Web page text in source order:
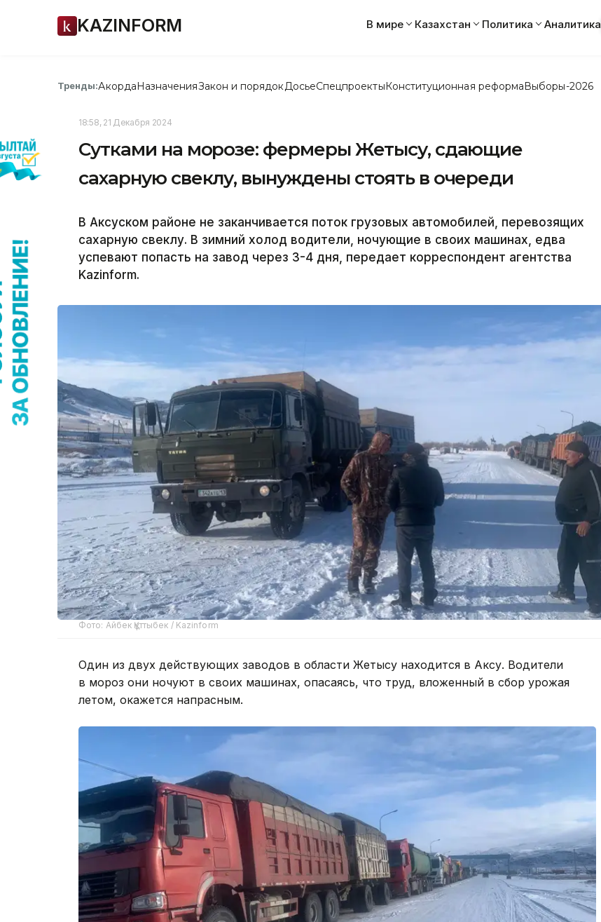
KAZINFORM В мире Казахстан Политика Аналитика
Тренды:АкордаНазначенияЗакон и порядок ДосьеСпецпроектыКонституционная реформаВыборы-2026
18:58, 21 Декабря 2024
Сутками на морозе: фермеры Жетысу, сдающие
сахарную свеклу, вынуждены стоять в очереди
В Аксуском районе не заканчивается поток грузовых автомобилей, перевозящих
сахарную свеклу. В зимний холод водители, ночующие в своих машинах, едва
успевают попасть на завод через 3-4 дня, передает корреспондент агентства
Kazinform.
Фото: Айбек Құттыбек / Kazinform
Один из двух действующих заводов в области Жетысу находится в Аксу. Водители
в мороз они ночуют в своих машинах, опасаясь, что труд, вложенный в сбор урожая
летом, окажется напрасным.